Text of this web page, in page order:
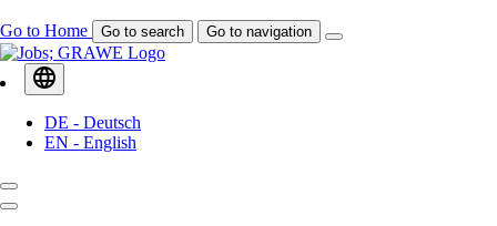
Go to Home Go to search Go to navigation
DE - Deutsch
EN - English